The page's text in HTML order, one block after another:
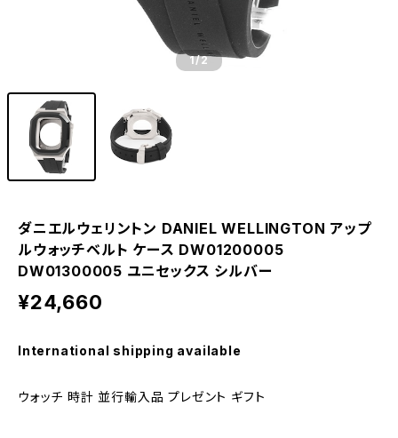
1/2
ダニエルウェリントン DANIEL WELLINGTON アップ
ルウォッチベルト ケース DW01200005
DW01300005 ユニセックス シルバー
¥24,660
International shipping available
ウォッチ 時計 並行輸入品 プレゼント ギフト